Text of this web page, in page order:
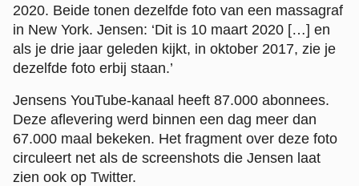
2020. Beide tonen dezelfde foto van een massagraf
in New York. Jensen: ‘Dit is 10 maart 2020 […] en
als je drie jaar geleden kijkt, in oktober 2017, zie je
dezelfde foto erbij staan.’
Jensens YouTube-kanaal heeft 87.000 abonnees.
Deze aflevering werd binnen een dag meer dan
67.000 maal bekeken. Het fragment over deze foto
circuleert net als de screenshots die Jensen laat
zien ook op Twitter.